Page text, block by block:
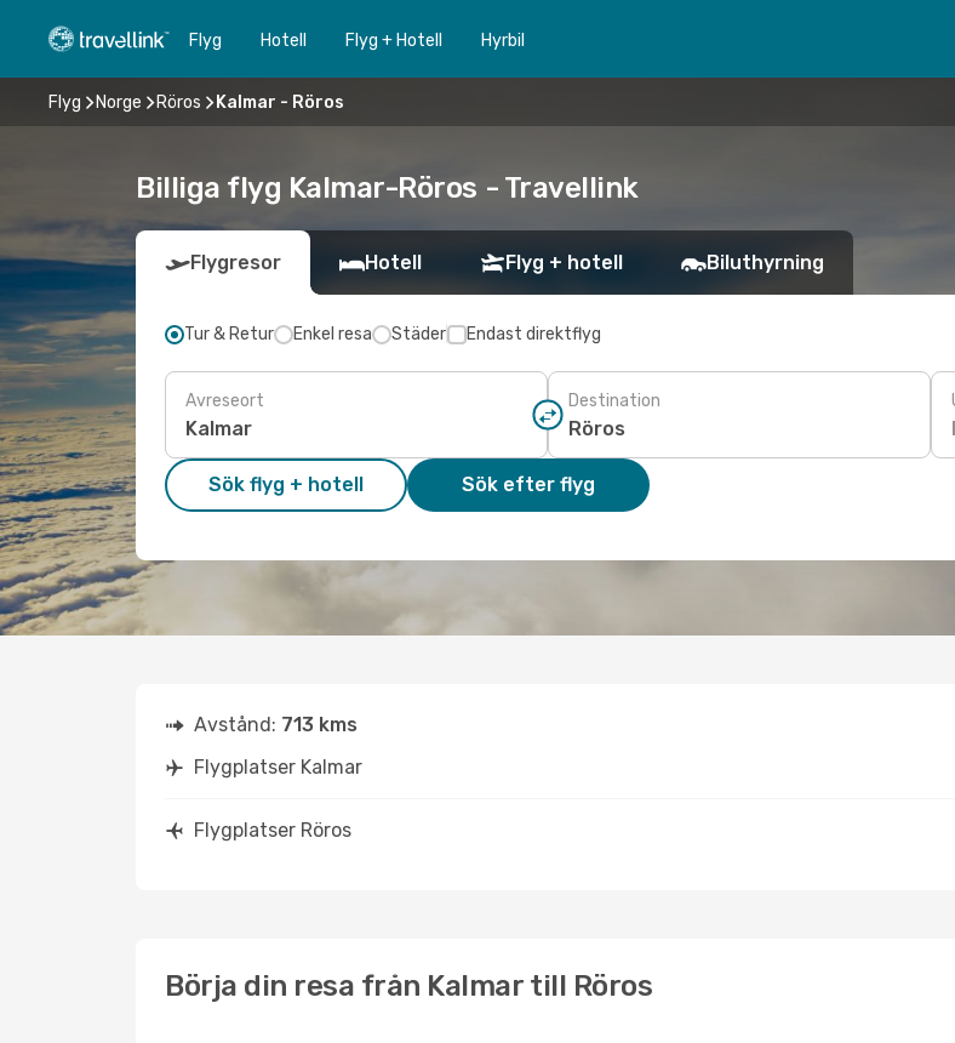
Flyg Hotell Flyg + Hotell Hyrbil
Flyg Norge Röros Kalmar - Röros
Billiga flyg Kalmar-Röros - Travellink
Flygresor Hotell Flyg + hotell Biluthyrning
Tur & Retur Enkel resa Städer Endast direktflyg
Avreseort Destination
Sök flyg + hotell Sök efter flyg
Avstånd: 713 kms
Flygplatser Kalmar
Flygplatser Röros
Börja din resa från Kalmar till Röros